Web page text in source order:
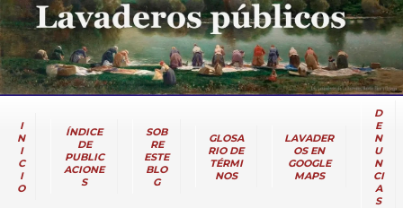
I
N
I
C
I
O
ÍNDICE
DE
PUBLIC
ACIONE
S
SOB
RE
ESTE
BLO
G
GLOSA
RIO DE
TÉRMI
NOS
LAVADER
OS EN
GOOGLE
MAPS
D
E
N
U
N
CI
A
S